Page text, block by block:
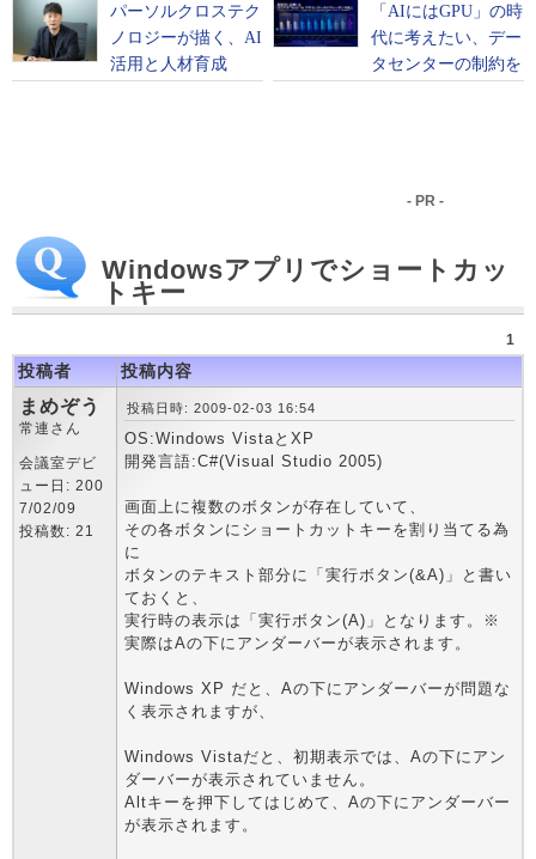
- PR -
Windowsアプリでショートカッ
トキー
1
投稿者 投稿内容
まめぞう
常連さん
会議室デビ
ュー日: 200
7/02/09
投稿数: 21
投稿日時: 2009-02-03 16:54
OS:Windows VistaとXP
開発言語:C#(Visual Studio 2005)
画面上に複数のボタンが存在していて、
その各ボタンにショートカットキーを割り当てる為
に
ボタンのテキスト部分に「実行ボタン(&A)」と書い
ておくと、
実行時の表示は「実行ボタン(A)」となります。※
実際はAの下にアンダーバーが表示されます。
Windows XP だと、Aの下にアンダーバーが問題な
く表示されますが、
Windows Vistaだと、初期表示では、Aの下にアン
ダーバーが表示されていません。
Altキーを押下してはじめて、Aの下にアンダーバー
が表示されます。